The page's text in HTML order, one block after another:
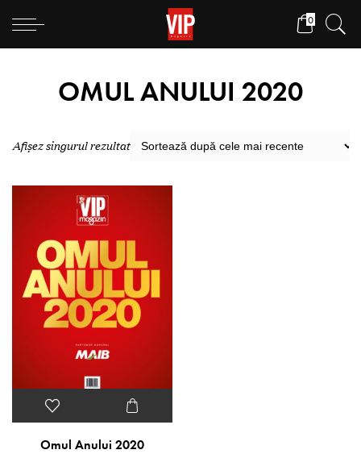
0
OMUL ANULUI 2020
Afișez singurul rezultat
Omul Anului 2020